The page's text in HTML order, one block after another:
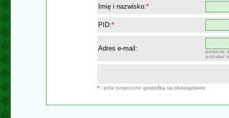
Imię i nazwisko:*
PID:*
Adres e-mail:
podanie
przesłać
* - pola oznaczone gwiazdką są obowiązkowe